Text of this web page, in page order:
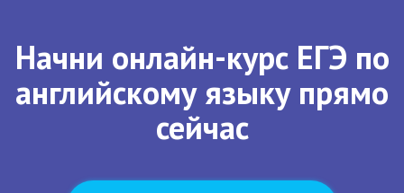
Начни онлайн-курс ЕГЭ по
английскому языку прямо
сейчас